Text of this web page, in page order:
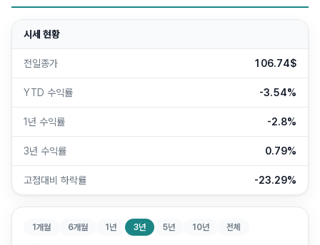
시세 현황
전일종가 106.74$
YTD 수익률 -3.54%
1년 수익률 -2.8%
3년 수익률 0.79%
고점대비 하락률 -23.29%
1개월 6개월 1년 3년 5년 10년 전체